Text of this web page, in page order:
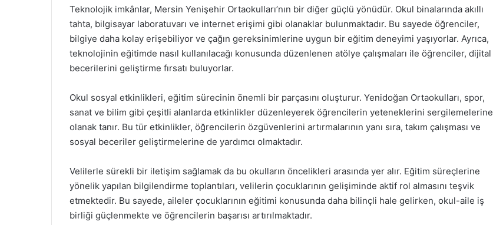
Teknolojik imkânlar, Mersin Yenişehir Ortaokulları’nın bir diğer güçlü yönüdür. Okul binalarında akıllı
tahta, bilgisayar laboratuvarı ve internet erişimi gibi olanaklar bulunmaktadır. Bu sayede öğrenciler,
bilgiye daha kolay erişebiliyor ve çağın gereksinimlerine uygun bir eğitim deneyimi yaşıyorlar. Ayrıca,
teknolojinin eğitimde nasıl kullanılacağı konusunda düzenlenen atölye çalışmaları ile öğrenciler, dijital
becerilerini geliştirme fırsatı buluyorlar.
Okul sosyal etkinlikleri, eğitim sürecinin önemli bir parçasını oluşturur. Yenidoğan Ortaokulları, spor,
sanat ve bilim gibi çeşitli alanlarda etkinlikler düzenleyerek öğrencilerin yeteneklerini sergilemelerine
olanak tanır. Bu tür etkinlikler, öğrencilerin özgüvenlerini artırmalarının yanı sıra, takım çalışması ve
sosyal beceriler geliştirmelerine de yardımcı olmaktadır.
Velilerle sürekli bir iletişim sağlamak da bu okulların öncelikleri arasında yer alır. Eğitim süreçlerine
yönelik yapılan bilgilendirme toplantıları, velilerin çocuklarının gelişiminde aktif rol almasını teşvik
etmektedir. Bu sayede, aileler çocuklarının eğitimi konusunda daha bilinçli hale gelirken, okul-aile iş
birliği güçlenmekte ve öğrencilerin başarısı artırılmaktadır.